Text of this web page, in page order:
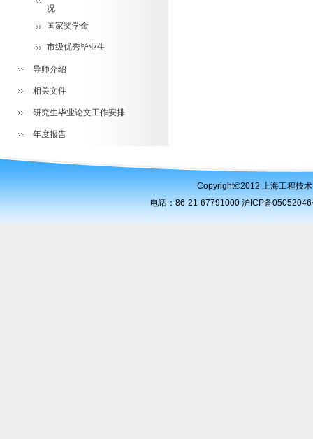
况
国家奖学金
市级优秀毕业生
导师介绍
相关文件
研究生毕业论文工作安排
年度报告
Copyright©2012 上海工程技
电话：86-21-67791000 沪ICP备